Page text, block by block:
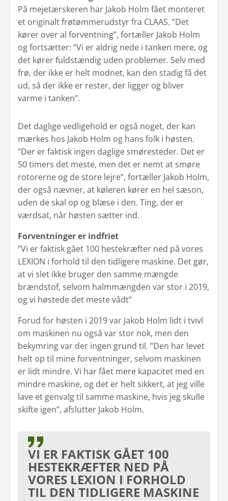
På mejetærskeren har Jakob Holm fået monteret
et originalt frøtømmerudstyr fra CLAAS. ”Det
kører over al forventning”, fortæller Jakob Holm
og fortsætter: ”Vi er aldrig nede i tanken mere, og
det kører fuldstændig uden problemer. Selv med
frø, der ikke er helt modnet, kan den stadig få det
ud, så der ikke er rester, der ligger og bliver
varme i tanken”.
Det daglige vedligehold er også noget, der kan
mærkes hos Jakob Holm og hans folk i høsten.
”Der er faktisk ingen daglige smøresteder. Det er
50 timers det meste, men det er nemt at smøre
rotorerne og de store lejre”, fortæller Jakob Holm,
der også nævner, at køleren kører en hel sæson,
uden de skal op og blæse i den. Ting, der er
værdsat, når høsten sætter ind.
Forventninger er indfriet
”Vi er faktisk gået 100 hestekræfter ned på vores
LEXION i forhold til den tidligere maskine. Det gør,
at vi slet ikke bruger den samme mængde
brændstof, selvom halmmængden var stor i 2019,
og vi høstede det meste vådt”
Forud for høsten i 2019 var Jakob Holm lidt i tvivl
om maskinen nu også var stor nok, men den
bekymring var der ingen grund til. ”Den har levet
helt op til mine forventninger, selvom maskinen
er lidt mindre. Vi har fået mere kapacitet med en
mindre maskine, og det er helt sikkert, at jeg ville
lave et genvalg til samme maskine, hvis jeg skulle
skifte igen”, afslutter Jakob Holm.
VI ER FAKTISK GÅET 100
HESTEKRÆFTER NED PÅ
VORES LEXION I FORHOLD
TIL DEN TIDLIGERE MASKINE